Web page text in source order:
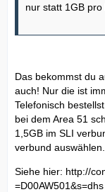
nur statt 1GB
Das bekommst du
auch! Nur die ist
Telefonisch
bei dem Area 51
1,5GB im SLI
verbund auswählen.
Siehe hier: http://
=D00AW501&s=dhs